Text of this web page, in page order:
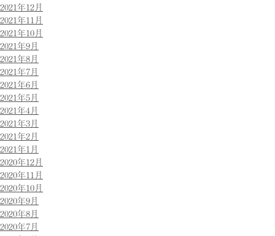
2021年12月
2021年11月
2021年10月
2021年9月
2021年8月
2021年7月
2021年6月
2021年5月
2021年4月
2021年3月
2021年2月
2021年1月
2020年12月
2020年11月
2020年10月
2020年9月
2020年8月
2020年7月